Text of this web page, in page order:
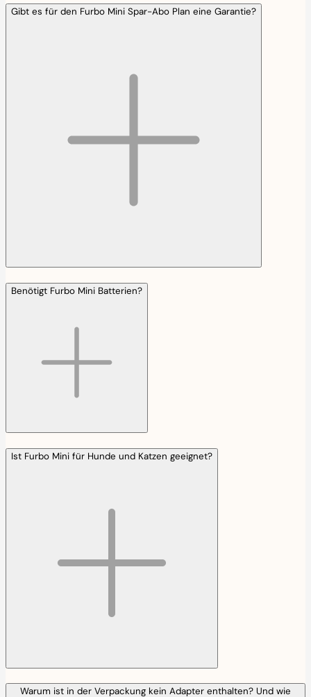
Gibt es für den Furbo Mini Spar-Abo Plan eine Garantie?
Benötigt Furbo Mini Batterien?
Ist Furbo Mini für Hunde und Katzen geeignet?
Warum ist in der Verpackung kein Adapter enthalten? Und wie